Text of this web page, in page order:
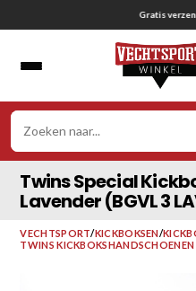
naar
Gratis
Twins Special
Lavender (BGVL 3
VECHTSPORT/KICKBOKSEN/
TWINS KICKBOKSHANDSCHOENEN